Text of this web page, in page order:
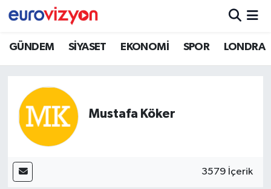
GÜNDEM SİYASET EKONOMİ SPOR LONDRA
Mustafa Köker
3579 İçerik